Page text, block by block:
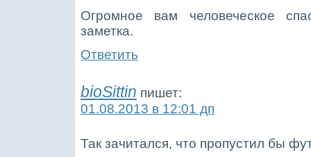
Огромное вам человеческое
заметка.
Ответить
bioSittin пишет:
01.08.2013 в 12:01 дп
Так зачитался, что пропустил бы